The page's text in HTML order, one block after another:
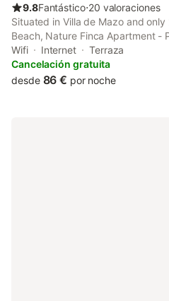
9.8Fantástico⋅20 valoraciones
Situated in Villa de Mazo and
Beach, Nature Finca Apartment -
accommodation with sea views,
parking. With garden views, this
Wifi Internet
Terraza
Cancelación gratuita
desde 86 € por noche